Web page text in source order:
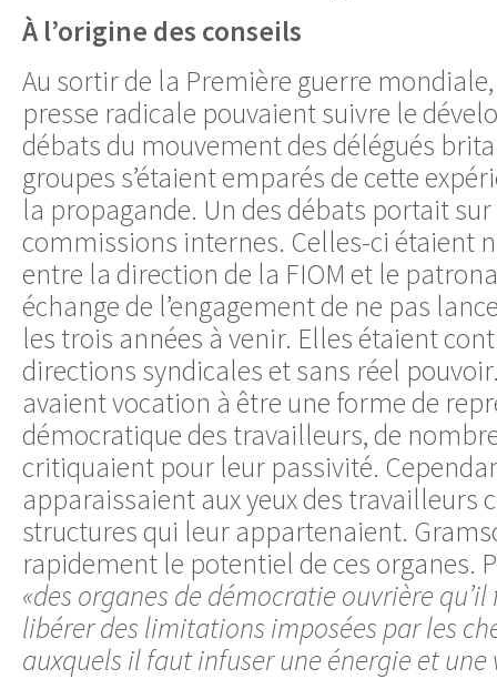
À l’origine des conseils
Au sortir de la Première guerre
presse radicale pouvaient suivre le
débats du mouvement des délégués
groupes s’étaient emparés de cette
la propagande. Un des débats portait sur
commissions internes. Celles-ci étaient
entre la direction de la FIOM et le
échange de l’engagement de ne pas
les trois années à venir. Elles étaient
directions syndicales et sans réel
avaient vocation à être une forme de
démocratique des travailleurs, de
critiquaient pour leur passivité.
apparaissaient aux yeux des travailleurs
structures qui leur appartenaient.
rapidement le potentiel de ces organes.
«des organes de démocratie ouvrière
libérer des limitations imposées par les
auxquels il faut infuser une énergie et une